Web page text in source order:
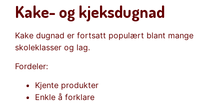
Kake- og kjeksdugnad
Kake dugnad er fortsatt populært blant mange
skoleklasser og lag.
Fordeler:
Kjente produkter
Enkle å forklare